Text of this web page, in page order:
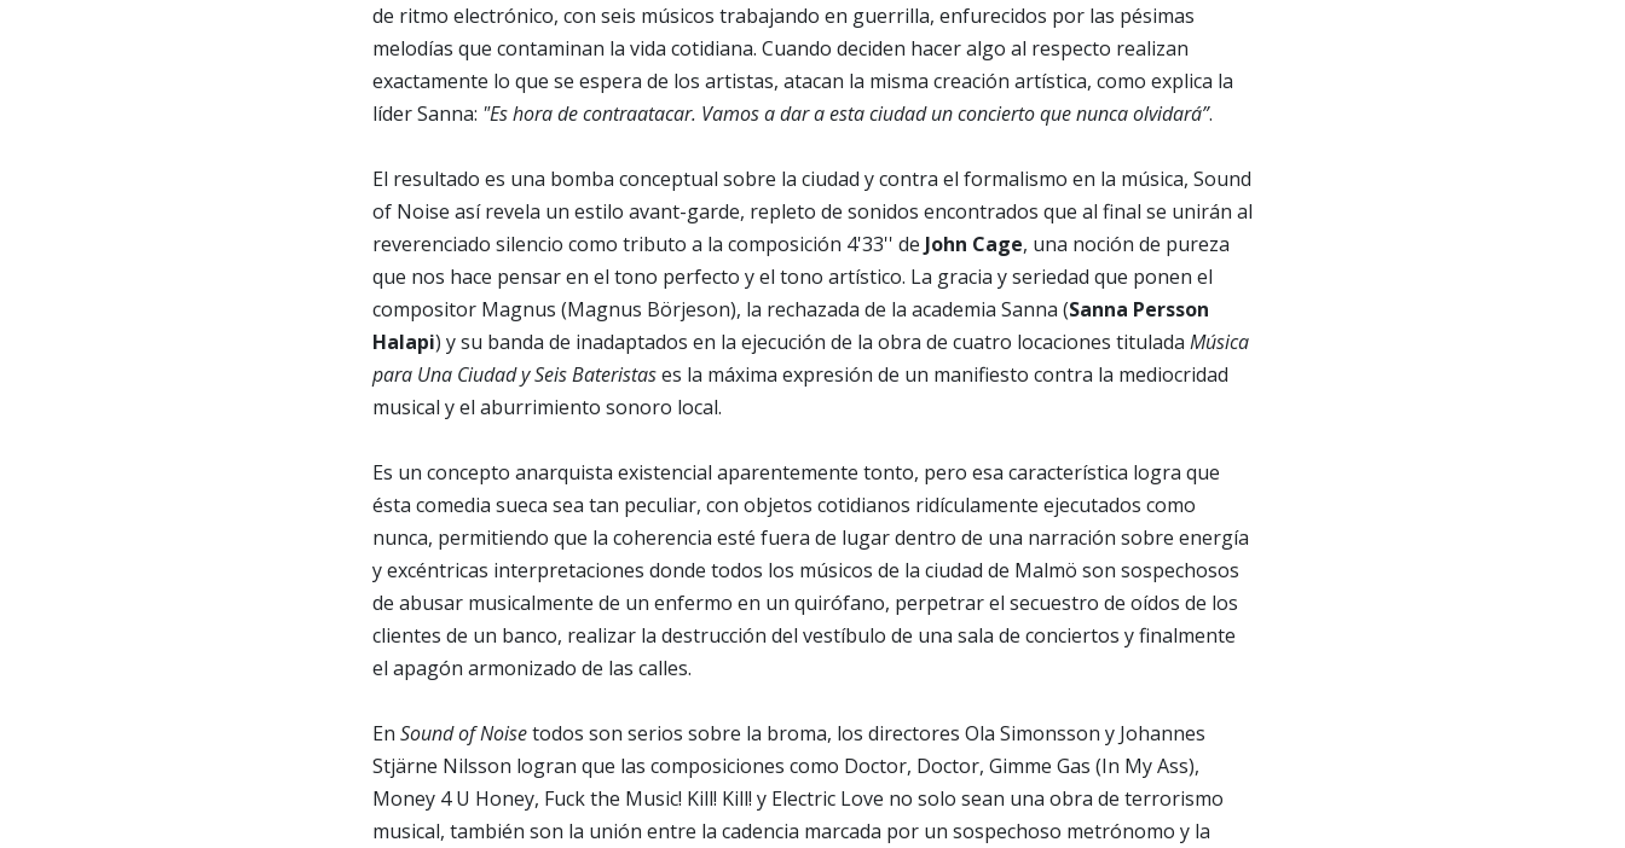
de ritmo electrónico, con seis músicos trabajando en guerrilla, enfurecidos por las pésimas
melodías que contaminan la vida cotidiana. Cuando deciden hacer algo al respecto realizan
exactamente lo que se espera de los artistas, atacan la misma creación artística, como explica la
líder Sanna: "Es hora de contraatacar. Vamos a dar a esta ciudad un concierto que nunca olvidará”.
El resultado es una bomba conceptual sobre la ciudad y contra el formalismo en la música, Sound
of Noise así revela un estilo avant-garde, repleto de sonidos encontrados que al final se unirán al
reverenciado silencio como tributo a la composición 4'33'' de John Cage, una noción de pureza
que nos hace pensar en el tono perfecto y el tono artístico. La gracia y seriedad que ponen el
compositor Magnus (Magnus Börjeson), la rechazada de la academia Sanna (Sanna Persson
Halapi) y su banda de inadaptados en la ejecución de la obra de cuatro locaciones titulada Música
para Una Ciudad y Seis Bateristases la máxima expresión de un manifiesto contra la mediocridad
musical y el aburrimiento sonoro local.
Es un concepto anarquista existencial aparentemente tonto, pero esa característica logra que
ésta comedia sueca sea tan peculiar, con objetos cotidianos ridículamente ejecutados como
nunca, permitiendo que la coherencia esté fuera de lugar dentro de una narración sobre energía
y excéntricas interpretaciones donde todos los músicos de la ciudad de Malmö son sospechosos
de abusar musicalmente de un enfermo en un quirófano, perpetrar el secuestro de oídos de los
clientes de un banco, realizar la destrucción del vestíbulo de una sala de conciertos y finalmente
el apagón armonizado de las calles.
En Sound of Noisetodos son serios sobre la broma, los directores Ola Simonsson y Johannes
Stjärne Nilsson logran que las composiciones como Doctor, Doctor, Gimme Gas (In My Ass),
Money 4 U Honey, Fuck the Music! Kill! Kill! y Electric Love no solo sean una obra de terrorismo
musical, también son la unión entre la cadencia marcada por un sospechoso metrónomo y la